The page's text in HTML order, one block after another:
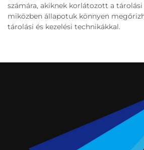
számára, akiknek korlátozott a
miközben állapotuk könnyen
tárolási és kezelési technikákkal.